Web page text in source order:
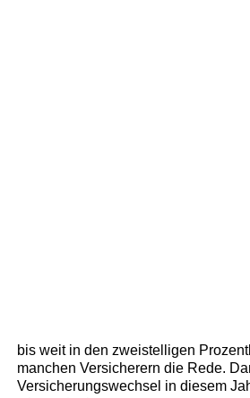
bis weit in den zweistelligen
manchen Versicherern die Rede.
Versicherungswechsel in diesem